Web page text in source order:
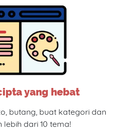
yang hebat
butang, buat kategori dan
lebih dari 10 tema!